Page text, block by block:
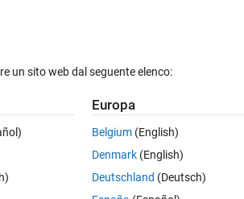
un sito web dal seguente elenco:
Europa
Belgium (English)
Denmark (English)
Deutschland (Deutsch)